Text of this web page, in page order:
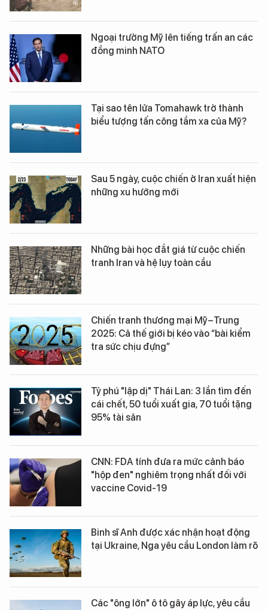
Ngoại trưởng Mỹ lên tiếng trấn an các
đồng minh NATO
Tại sao tên lửa Tomahawk trở thành
biểu tượng tấn công tầm xa của Mỹ?
Sau 5 ngày, cuộc chiến ở Iran xuất hiện
những xu hướng mới
Những bài học đắt giá từ cuộc chiến
tranh Iran và hệ lụy toàn cầu
Chiến tranh thương mại Mỹ–Trung
2025: Cả thế giới bị kéo vào “bài kiểm
tra sức chịu đựng”
Tỷ phú "lập dị" Thái Lan: 3 lần tìm đến
cái chết, 50 tuổi xuất gia, 70 tuổi tặng
95% tài sản
CNN: FDA tính đưa ra mức cảnh báo
"hộp đen" nghiêm trọng nhất đối với
vaccine Covid-19
Binh sĩ Anh được xác nhận hoạt động
tại Ukraine, Nga yêu cầu London làm rõ
Các "ông lớn" ô tô gây áp lực, yêu cầu